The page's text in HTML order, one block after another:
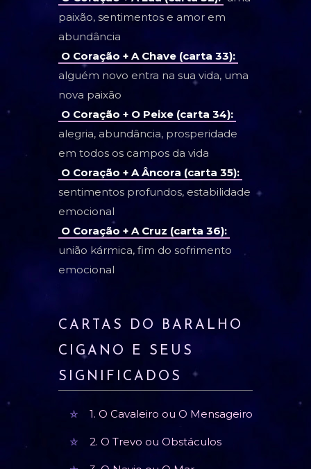
paixão, sentimentos e amor em
abundância
O Coração + A Chave (carta 33):
alguém novo entra na sua vida, uma
nova paixão
O Coração + O Peixe (carta 34):
alegria, abundância, prosperidade
em todos os campos da vida
O Coração + A Âncora (carta 35):
sentimentos profundos, estabilidade
emocional
O Coração + A Cruz (carta 36):
união kármica, fim do sofrimento
emocional
CARTAS DO BARALHO
CIGANO E SEUS
SIGNIFICADOS
1. O Cavaleiro ou O Mensageiro
2. O Trevo ou Obstáculos